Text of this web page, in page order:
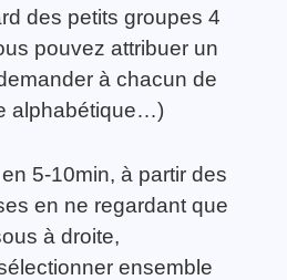
des petits groupes 4
pouvez attribuer un
à chacun de
alphabétique…)
5-10min, à partir des
en ne regardant que
à droite,
ensemble